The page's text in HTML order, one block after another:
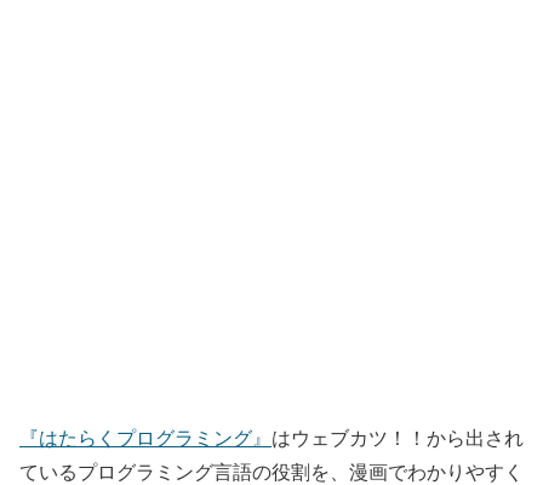
『はたらくプログラミング』 はウェブカツ！！から出され
ているプログラミング言語の役割を、漫画でわかりやすく